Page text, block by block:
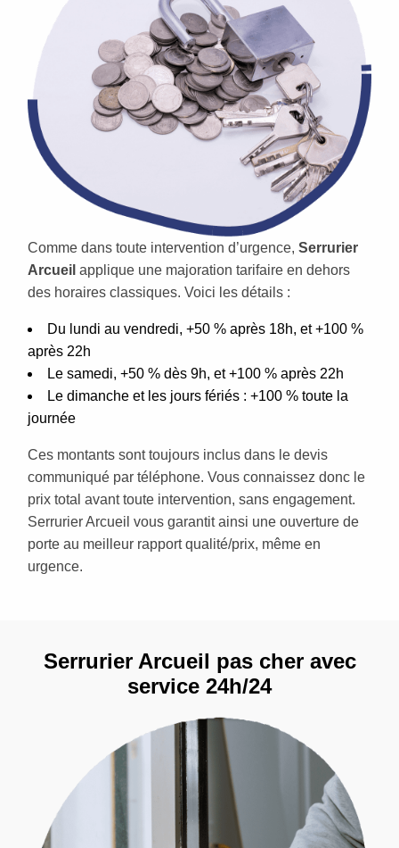
Comme dans toute intervention d’urgence, Serrurier
Arcueil applique une majoration tarifaire en dehors
des horaires classiques. Voici les détails :
Du lundi au vendredi, +50 % après 18h, et +100 %
après 22h
Le samedi, +50 % dès 9h, et +100 % après 22h
Le dimanche et les jours fériés : +100 % toute la
journée
Ces montants sont toujours inclus dans le devis
communiqué par téléphone. Vous connaissez donc le
prix total avant toute intervention, sans engagement.
Serrurier Arcueil vous garantit ainsi une ouverture de
porte au meilleur rapport qualité/prix, même en
urgence.
Serrurier Arcueil pas cher avec
service 24h/24